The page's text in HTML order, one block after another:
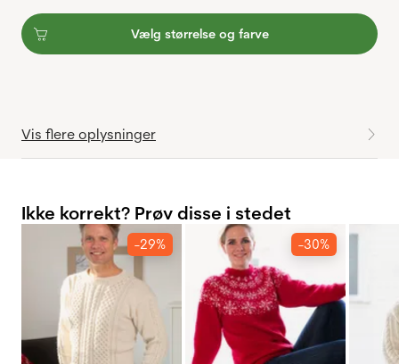
Vælg størrelse og farve
Vis flere oplysninger
Ikke korrekt? Prøv disse i stedet
-29% -30%